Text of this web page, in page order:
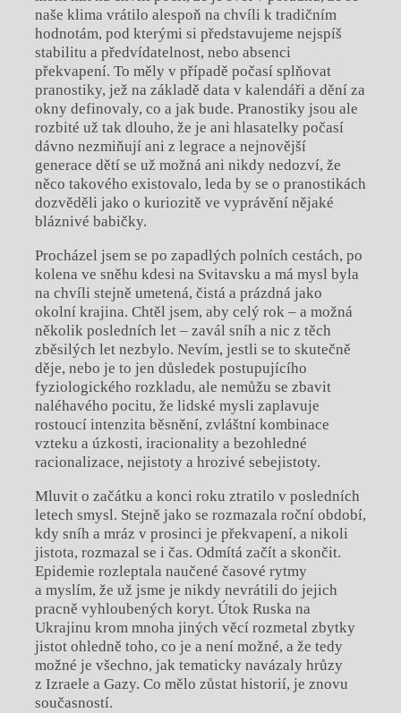
naše klima vrátilo alespoň na chvíli k tradičním
hodnotám, pod kterými si představujeme nejspíš
stabilitu a předvídatelnost, nebo absenci
překvapení. To měly v případě počasí splňovat
pranostiky, jež na základě data v kalendáři a dění za
okny definovaly, co a jak bude. Pranostiky jsou ale
rozbité už tak dlouho, že je ani hlasatelky počasí
dávno nezmiňují ani z legrace a nejnovější
generace dětí se už možná ani nikdy nedozví, že
něco takového existovalo, leda by se o pranostikách
dozvěděli jako o kuriozitě ve vyprávění nějaké
bláznivé babičky.
Procházel jsem se po zapadlých polních cestách, po
kolena ve sněhu kdesi na Svitavsku a má mysl byla
na chvíli stejně umetená, čistá a prázdná jako
okolní krajina. Chtěl jsem, aby celý rok – a možná
několik posledních let – zavál sníh a nic z těch
zběsilých let nezbylo. Nevím, jestli se to skutečně
děje, nebo je to jen důsledek postupujícího
fyziologického rozkladu, ale nemůžu se zbavit
naléhavého pocitu, že lidské mysli zaplavuje
rostoucí intenzita běsnění, zvláštní kombinace
vzteku a úzkosti, iracionality a bezohledné
racionalizace, nejistoty a hrozivé sebejistoty.
Mluvit o začátku a konci roku ztratilo v posledních
letech smysl. Stejně jako se rozmazala roční období,
kdy sníh a mráz v prosinci je překvapení, a nikoli
jistota, rozmazal se i čas. Odmítá začít a skončit.
Epidemie rozleptala naučené časové rytmy
a myslím, že už jsme je nikdy nevrátili do jejich
pracně vyhloubených koryt. Útok Ruska na
Ukrajinu krom mnoha jiných věcí rozmetal zbytky
jistot ohledně toho, co je a není možné, a že tedy
možné je všechno, jak tematicky navázaly hrůzy
z Izraele a Gazy. Co mělo zůstat historií, je znovu
současností.